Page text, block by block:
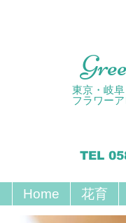
東京・岐
フラワー
TEL
Home 花育